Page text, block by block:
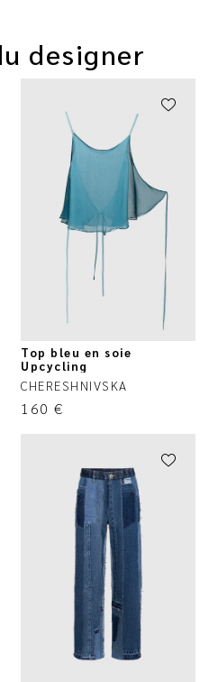
designer
Top bleu en soie
Upcycling
CHERESHNIVSKA
160 €